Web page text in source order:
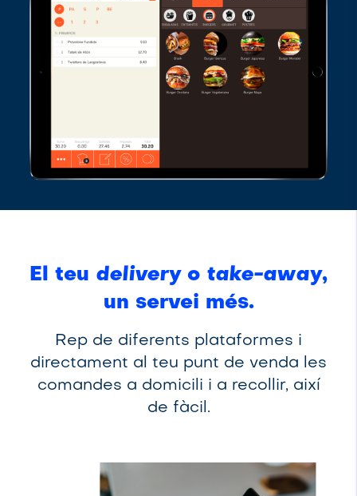
El teu deliveryo take-away,
un servei més.
Rep de diferents plataformes i
directament al teu punt de venda les
comandes a domicili i a recollir, així
de fàcil.